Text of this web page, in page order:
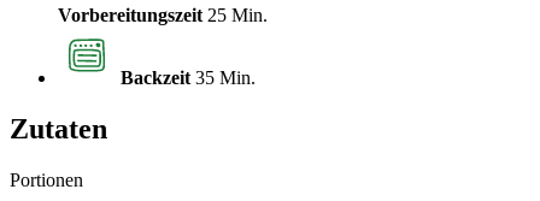
Vorbereitungszeit 25 Min.
Backzeit 35 Min.
Zutaten
Portionen